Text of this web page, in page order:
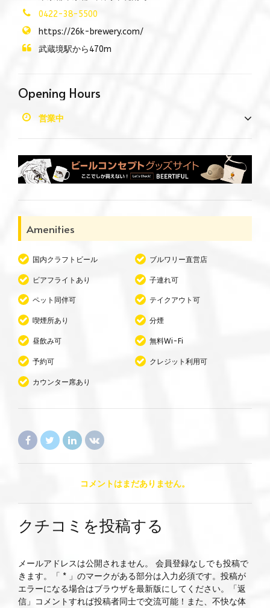
0422-38-5500
https://26k-brewery.com/
武蔵境駅から470m
Opening Hours
営業中
Amenities
国内クラフトビール ブルワリー直営店
ビアフライトあり 子連れ可
ペット同伴可 テイクアウト可
喫煙所あり 分煙
昼飲み可 無料Wi-Fi
予約可 クレジット利用可
カウンター席あり
コメントはまだありません。
クチコミを投稿する
メールアドレスは公開されません。 会員登録なしでも投稿で
きます。「 * 」のマークがある部分は入力必須です。投稿が
エラーになる場合はブラウザを最新版にしてください。「返
信」コメントすれば投稿者同士で交流可能！また、不快な体